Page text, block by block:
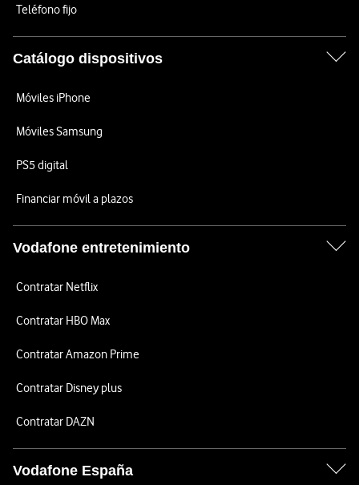
Teléfono fijo
Catálogo dispositivos
Móviles iPhone
Móviles Samsung
PS5 digital
Financiar móvil a plazos
Vodafone entretenimiento
Contratar Netflix
Contratar HBO Max
Contratar Amazon Prime
Contratar Disney plus
Contratar DAZN
Vodafone España